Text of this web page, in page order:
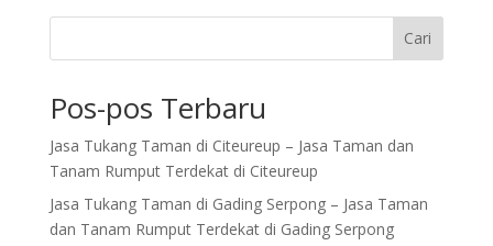
k
Cari
Pos-pos Terbaru
Jasa Tukang Taman di Citeureup – Jasa Taman dan
Tanam Rumput Terdekat di Citeureup
Jasa Tukang Taman di Gading Serpong – Jasa Taman
dan Tanam Rumput Terdekat di Gading Serpong